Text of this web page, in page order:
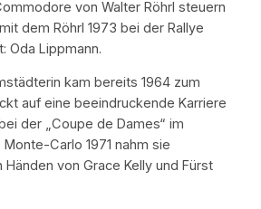
von Walter Röhrl steuern
dem Röhrl 1973 bei der Rallye
Oda Lippmann.
kam bereits 1964 zum
auf eine beeindruckende Karriere
der „Coupe de Dames“ im
Carlo 1971 nahm sie
von Grace Kelly und Fürst